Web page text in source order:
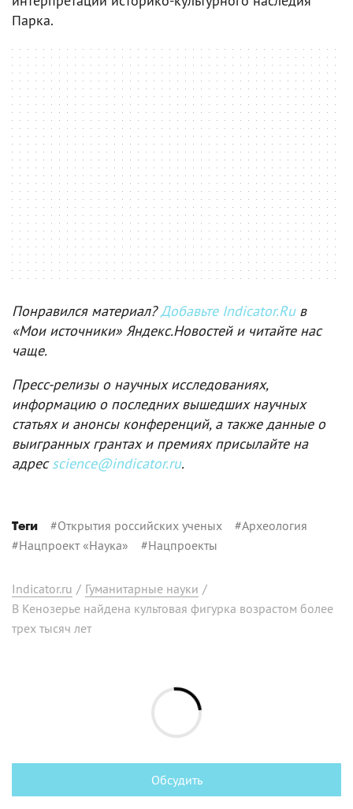
Парка.
Понравился материал?Добавьте Indicator.Ruв
«Мои источники» Яндекс.Новостей и читайте нас
чаще.
Пресс-релизы о научных исследованиях,
информацию о последних вышедших научных
статьях и анонсы конференций, а также данные о
выигранных грантах и премиях присылайте на
адресscience@indicator.ru.
Теги #Открытия российских ученых #Археология
#Нацпроект «Наука» #Нацпроекты
Indicator.ru / Гуманитарные науки /
В Кенозерье найдена культовая фигурка возрастом более
трех тысяч лет
Обсудить